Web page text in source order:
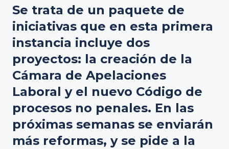
Se trata de un paquete de
iniciativas que en esta primera
instancia incluye dos
proyectos: la creación de la
Cámara de Apelaciones
Laboral y el nuevo Código de
procesos no penales. En las
próximas semanas se enviarán
más reformas, y se pide a la